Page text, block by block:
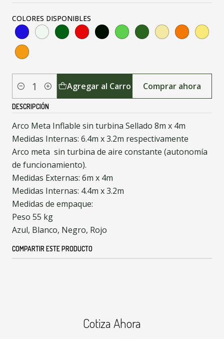
COLORES DISPONIBLES
Cantidad Agregar al Carro Comprar ahora
DESCRIPCIÓN
Arco Meta Inflable sin turbina Sellado 8m x 4m
Medidas Internas: 6.4m x 3.2m respectivamente
Arco meta sin turbina de aire constante (autonomía
de funcionamiento).
Medidas Externas: 6m x 4m
Medidas Internas: 4.4m x 3.2m
Medidas de empaque:
Peso 55 kg
Azul, Blanco, Negro, Rojo
COMPARTIR ESTE PRODUCTO
Cotiza Ahora